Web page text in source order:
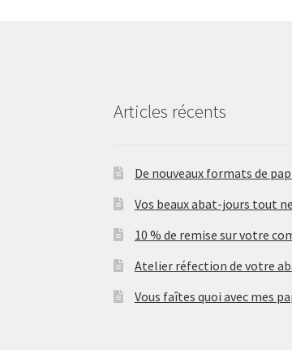
Articles récents
De nouveaux formats de
Vos beaux abat-jours tout
10 % de remise sur votre
Atelier réfection de votre
Vous faîtes quoi avec mes